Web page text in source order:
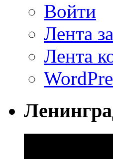
Войти
Лента
Лента